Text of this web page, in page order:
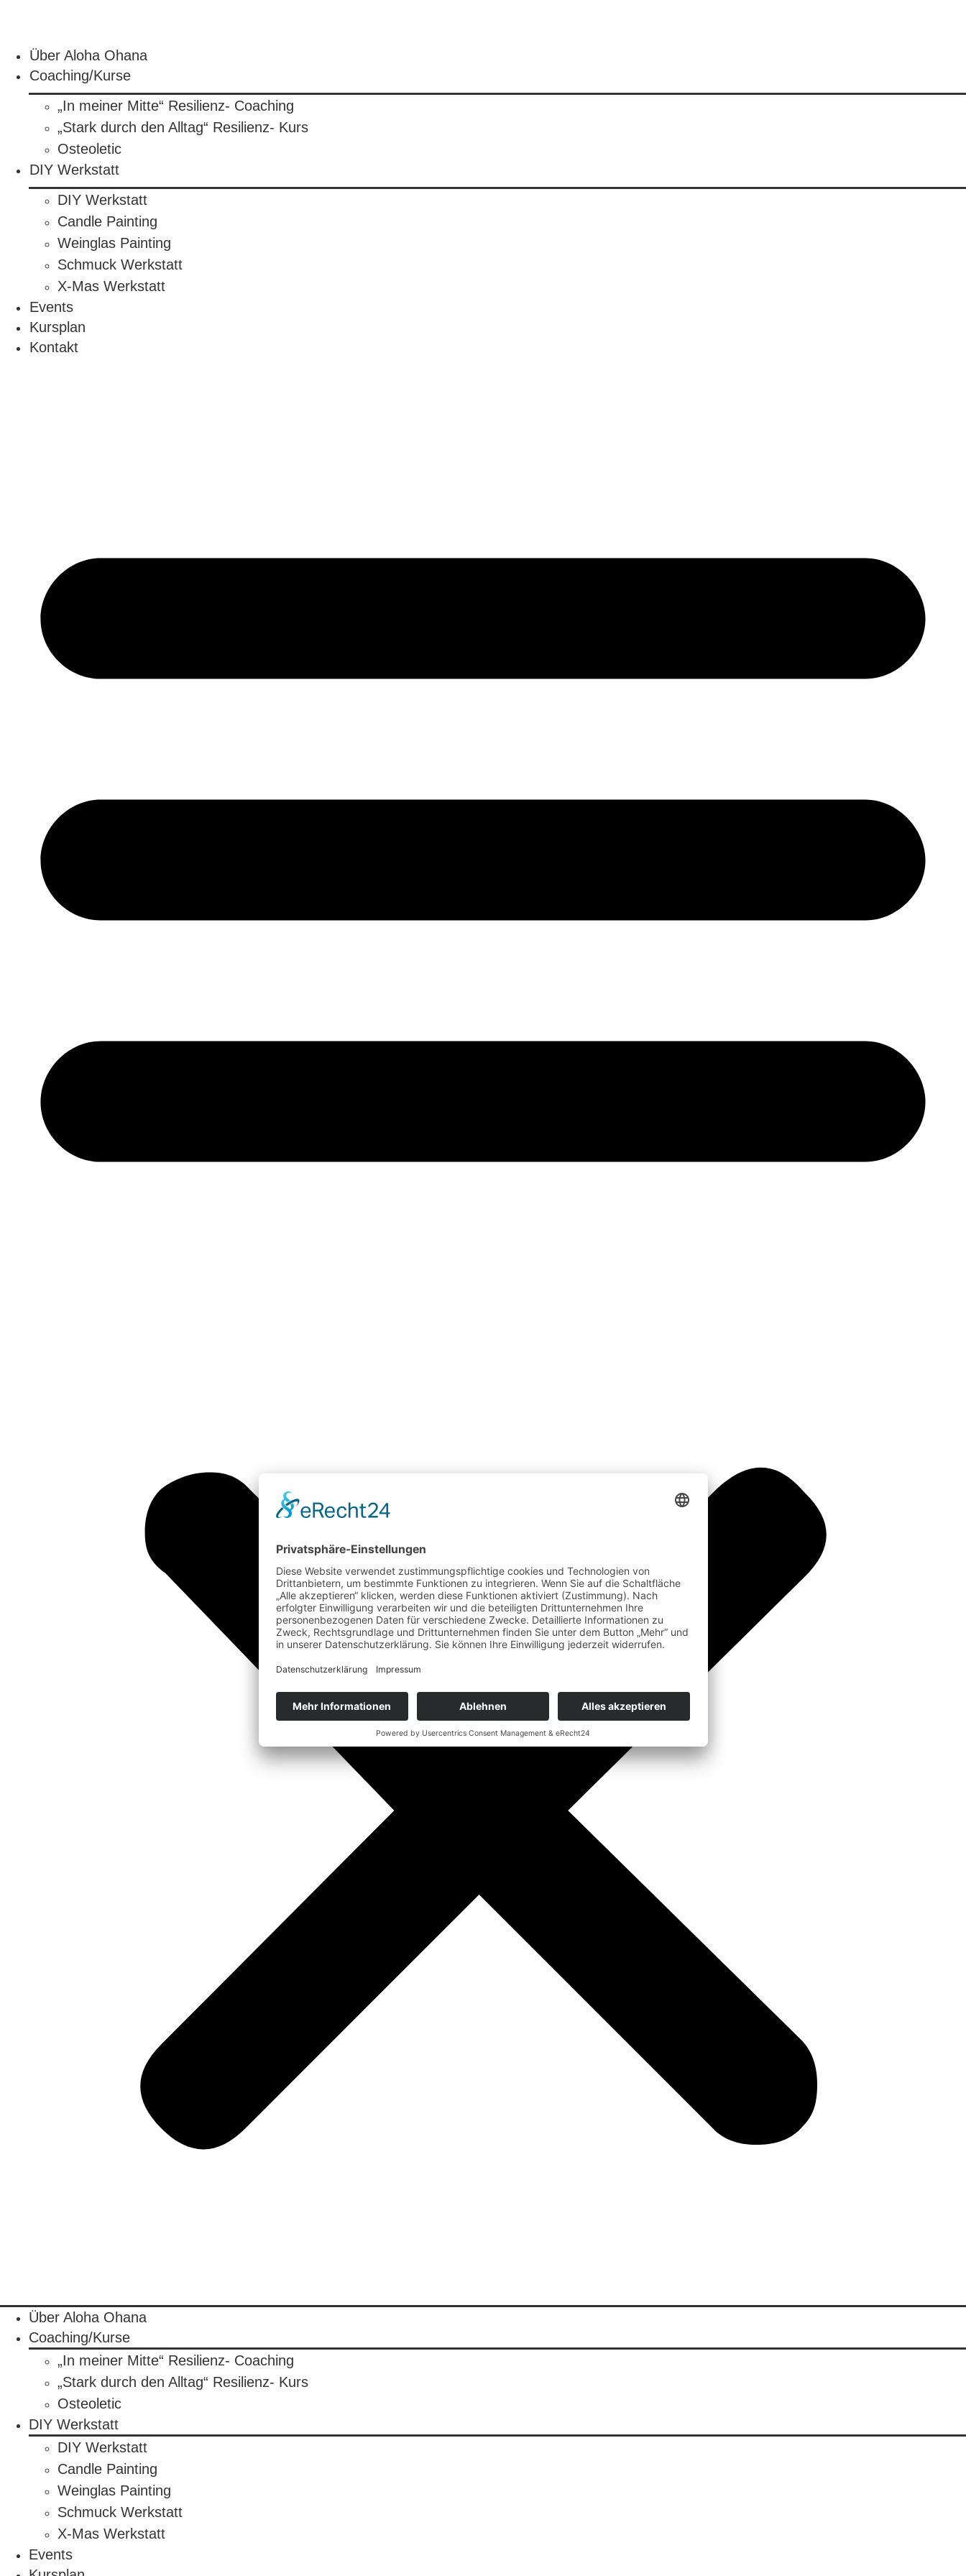
Über Aloha Ohana
Coaching/Kurse
„In meiner Mitte“ Resilienz- Coaching
„Stark durch den Alltag“ Resilienz- Kurs
Osteoletic
DIY Werkstatt
DIY Werkstatt
Candle Painting
Weinglas Painting
Schmuck Werkstatt
X-Mas Werkstatt
Events
Kursplan
Kontakt
Über Aloha Ohana
Coaching/Kurse
„In meiner Mitte“ Resilienz- Coaching
„Stark durch den Alltag“ Resilienz- Kurs
Osteoletic
DIY Werkstatt
DIY Werkstatt
Candle Painting
Weinglas Painting
Schmuck Werkstatt
X-Mas Werkstatt
Events